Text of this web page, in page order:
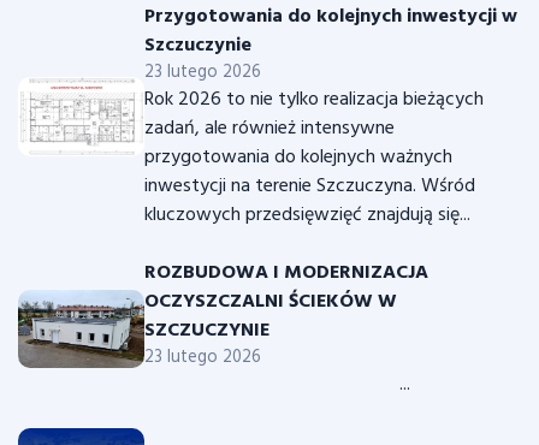
Przygotowania do kolejnych inwestycji w
Szczuczynie
23 lutego 2026
Rok 2026 to nie tylko realizacja bieżących
zadań, ale również intensywne
przygotowania do kolejnych ważnych
inwestycji na terenie Szczuczyna. Wśród
kluczowych przedsięwzięć znajdują się...
ROZBUDOWA I MODERNIZACJA
OCZYSZCZALNI ŚCIEKÓW W
SZCZUCZYNIE
23 lutego 2026
...